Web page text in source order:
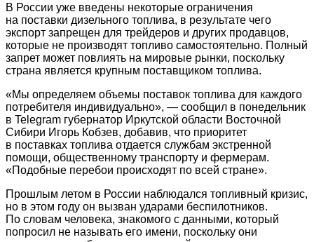
В России уже введены некоторые ограничения
на поставки дизельного топлива, в результате чего
экспорт запрещен для трейдеров и других продавцов,
которые не производят топливо самостоятельно. Полный
запрет может повлиять на мировые рынки, поскольку
страна является крупным поставщиком топлива.
«Мы определяем объемы поставок топлива для каждого
потребителя индивидуально», — сообщил в понедельник
в Telegram губернатор Иркутской области Восточной
Сибири Игорь Кобзев, добавив, что приоритет
в поставках топлива отдается службам экстренной
помощи, общественному транспорту и фермерам.
«Подобные перебои происходят по всей стране».
Прошлым летом в России наблюдался топливный кризис,
но в этом году он вызван ударами беспилотников.
По словам человека, знакомого с данными, который
попросил не называть его имени, поскольку они